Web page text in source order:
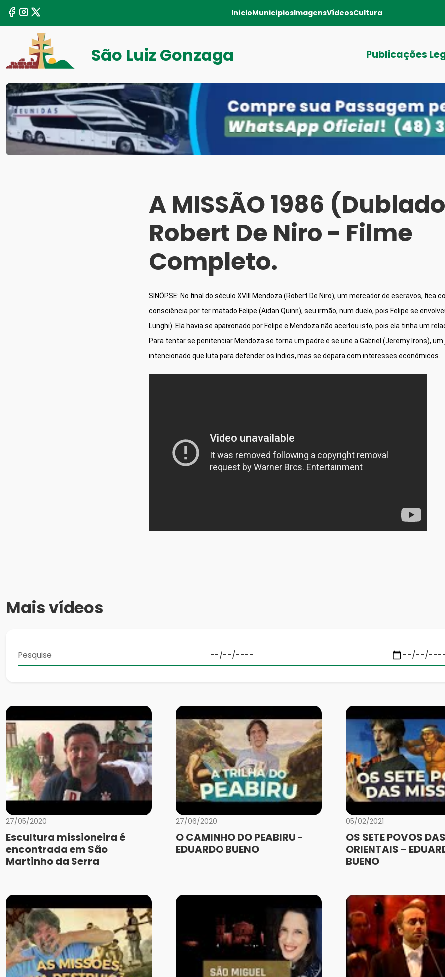
InícioMunicípiosImagensVídeosCultura
São Luiz Gonzaga Publicações
A MISSÃO 1986
Robert De Niro - Filme
Completo.
SINÓPSE: No final do século XVIII Mendoza (Robert De Niro), um mercador de escravos, fica
consciência por ter matado Felipe (Aidan Quinn), seu irmão, num duelo, pois Felipe se
Lunghi). Ela havia se apaixonado por Felipe e Mendoza não aceitou isto, pois ela tinha um
Para tentar se penitenciar Mendoza se torna um padre e se une a Gabriel (Jeremy Irons),
intencionado que luta para defender os índios, mas se depara com interesses econômicos.
Mais vídeos
27/05/2020
Escultura missioneira é
encontrada em São
Martinho da Serra
27/06/2020
O CAMINHO DO PEABIRU -
EDUARDO BUENO
05/02/2021
OS SETE POVOS
ORIENTAIS -
BUENO